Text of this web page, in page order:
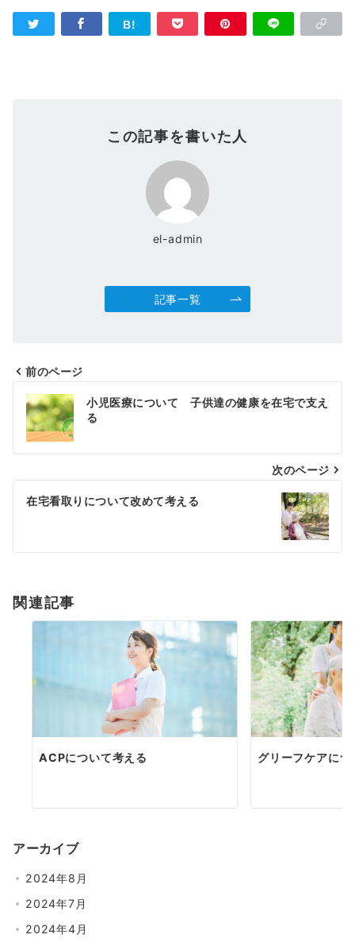
この記事を書いた人
el-admin
記事一覧
投
稿
ナ
ビ
ゲ
シ
ン
前のページ
小児医療について 子供達の健康を在宅で支え
る
次のページ
在宅看取りについて改めて考える
関連記事
ACPについて考える グリーフケアに
アーカイブ
2024年8月
2024年7月
2024年4月